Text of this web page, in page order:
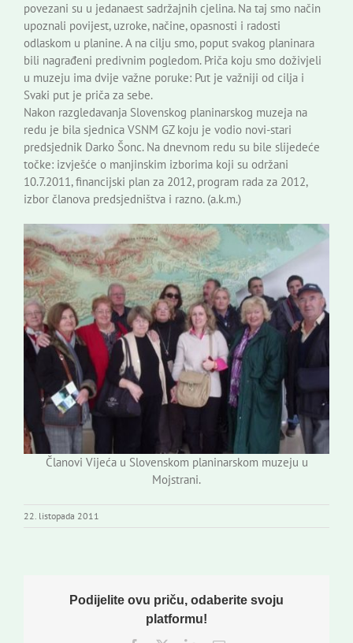
povezani su u jedanaest sadržajnih cjelina. Na taj smo način
upoznali povijest, uzroke, načine, opasnosti i radosti
odlaskom u planine. A na cilju smo, poput svakog planinara
bili nagrađeni predivnim pogledom. Priča koju smo doživjeli
u muzeju ima dvije važne poruke: Put je važniji od cilja i
Svaki put je priča za sebe.
Nakon razgledavanja Slovenskog planinarskog muzeja na
redu je bila sjednica VSNM GZ koju je vodio novi-stari
predsjednik Darko Šonc. Na dnevnom redu su bile slijedeće
točke: izvješće o manjinskim izborima koji su održani
10.7.2011, financijski plan za 2012, program rada za 2012,
izbor članova predsjedništva i razno. (a.k.m.)
Članovi Vijeća u Slovenskom planinarskom muzeju u
Mojstrani.
22. listopada 2011
Podijelite ovu priču, odaberite svoju
platformu!